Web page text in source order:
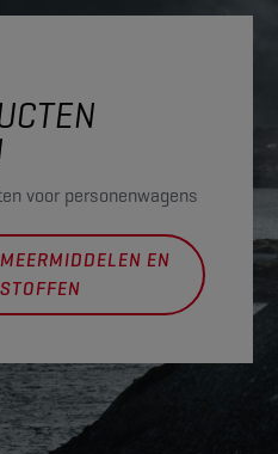
voor personenwagens
EN